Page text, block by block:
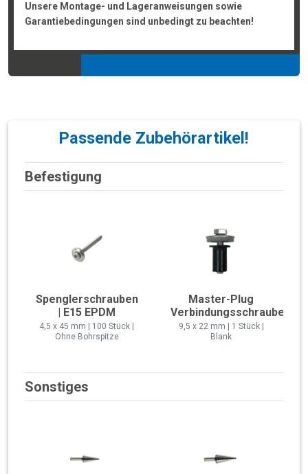
Unsere Montage- und Lageranweisungen sowie
Garantiebedingungen sind unbedingt zu beachten!
Passende Zubehörartikel!
Befestigung
Spenglerschrauben
| E15 EPDM
4,5 x 45 mm | 100 Stück |
Ohne Bohrspitze
Master-Plug
Verbindungsschraube
9,5 x 22 mm | 1 Stück |
Blank
Sonstiges